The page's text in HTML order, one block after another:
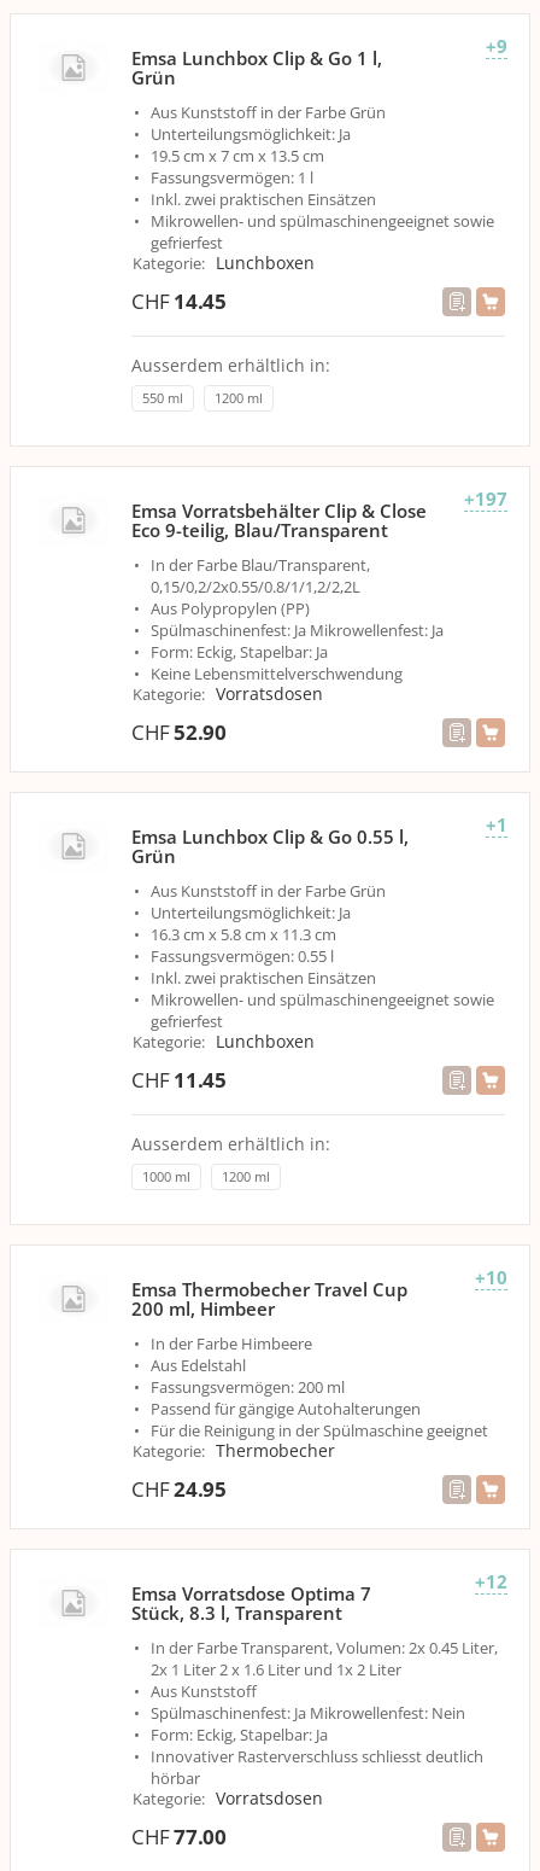
+9
Emsa Lunchbox Clip & Go 1 l,
Grün
Aus Kunststoff in der Farbe Grün
Unterteilungsmöglichkeit: Ja
19.5 cm x 7 cm x 13.5 cm
Fassungsvermögen: 1 l
Inkl. zwei praktischen Einsätzen
Mikrowellen- und spülmaschinengeeignet sowie
gefrierfest
Kategorie: Lunchboxen
CHF14.45
Ausserdem erhältlich in:
550 ml 1200 ml
+197
Emsa Vorratsbehälter Clip & Close
Eco 9-teilig, Blau/Transparent
In der Farbe Blau/Transparent,
0,15/0,2/2x0.55/0.8/1/1,2/2,2L
Aus Polypropylen (PP)
Spülmaschinenfest: Ja Mikrowellenfest: Ja
Form: Eckig, Stapelbar: Ja
Keine Lebensmittelverschwendung
Kategorie: Vorratsdosen
CHF52.90
+1
Emsa Lunchbox Clip & Go 0.55 l,
Grün
Aus Kunststoff in der Farbe Grün
Unterteilungsmöglichkeit: Ja
16.3 cm x 5.8 cm x 11.3 cm
Fassungsvermögen: 0.55 l
Inkl. zwei praktischen Einsätzen
Mikrowellen- und spülmaschinengeeignet sowie
gefrierfest
Kategorie: Lunchboxen
CHF11.45
Ausserdem erhältlich in:
1000 ml 1200 ml
+10
Emsa Thermobecher Travel Cup
200 ml, Himbeer
In der Farbe Himbeere
Aus Edelstahl
Fassungsvermögen: 200 ml
Passend für gängige Autohalterungen
Für die Reinigung in der Spülmaschine geeignet
Kategorie: Thermobecher
CHF24.95
+12
Emsa Vorratsdose Optima 7
Stück, 8.3 l, Transparent
In der Farbe Transparent, Volumen: 2x 0.45 Liter,
2x 1 Liter 2 x 1.6 Liter und 1x 2 Liter
Aus Kunststoff
Spülmaschinenfest: Ja Mikrowellenfest: Nein
Form: Eckig, Stapelbar: Ja
Innovativer Rasterverschluss schliesst deutlich
hörbar
Kategorie: Vorratsdosen
CHF77.00